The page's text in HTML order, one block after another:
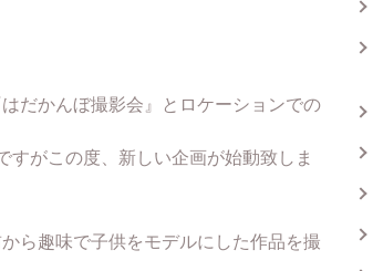
だかんぼ撮影会』とロケーションでの
すがこの度、新しい企画が始動致しま
ら趣味で子供をモデルにした作品を撮